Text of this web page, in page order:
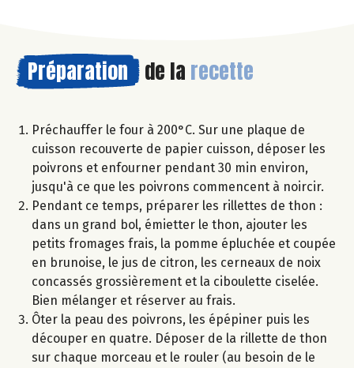
Préparation de la recette
Préchauffer le four à 200°C. Sur une plaque de
cuisson recouverte de papier cuisson, déposer les
poivrons et enfourner pendant 30 min environ,
jusqu'à ce que les poivrons commencent à noircir.
Pendant ce temps, préparer les rillettes de thon :
dans un grand bol, émietter le thon, ajouter les
petits fromages frais, la pomme épluchée et coupée
en brunoise, le jus de citron, les cerneaux de noix
concassés grossièrement et la ciboulette ciselée.
Bien mélanger et réserver au frais.
Ôter la peau des poivrons, les épépiner puis les
découper en quatre. Déposer de la rillette de thon
sur chaque morceau et le rouler (au besoin de le